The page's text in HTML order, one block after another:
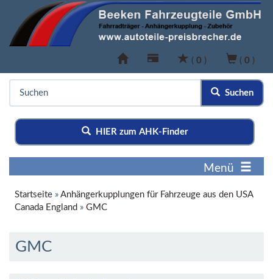
( 0 ) ( 0 )
Suchen
HIER zum AHK-Finder
Menü
Startseite » Anhängerkupplungen für Fahrzeuge aus den USA
Canada England » GMC
GMC